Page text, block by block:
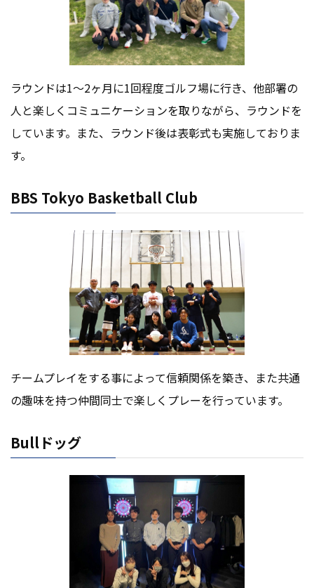
ラウンドは1〜2ヶ月に1回程度ゴルフ場に行き、他部署の
人と楽しくコミュニケーションを取りながら、ラウンドを
しています。また、ラウンド後は表彰式も実施しておりま
す。
BBS Tokyo Basketball Club
チームプレイをする事によって信頼関係を築き、また共通
の趣味を持つ仲間同士で楽しくプレーを行っています。
Bullドッグ